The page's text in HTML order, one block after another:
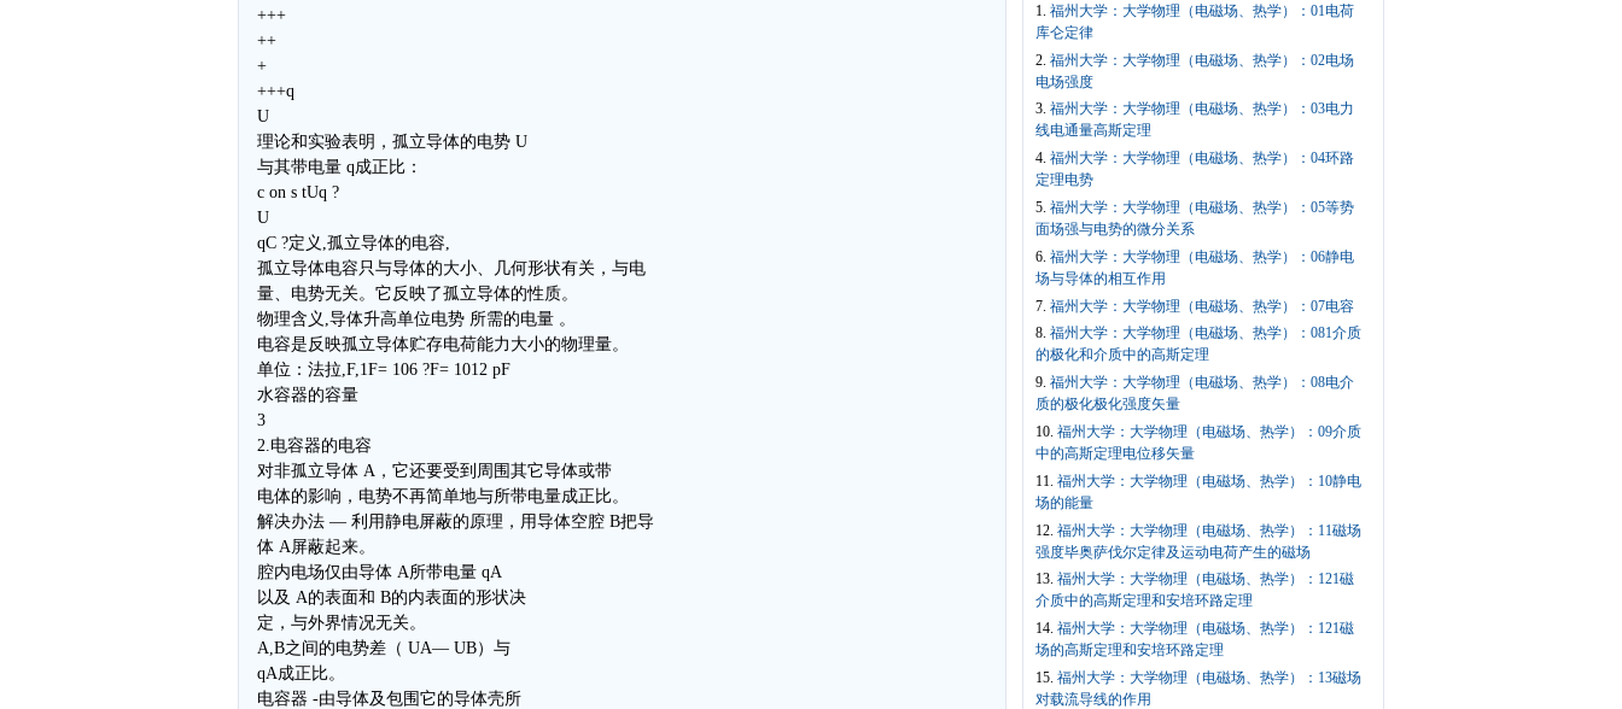
+++
++
+
+++q
U
理论和实验表明，孤立导体的电势 U
与其带电量 q成正比：
c on s tUq ?
U
qC ?定义,孤立导体的电容,
孤立导体电容只与导体的大小、几何形状有关，与电
量、电势无关。它反映了孤立导体的性质。
物理含义,导体升高单位电势 所需的电量 。
电容是反映孤立导体贮存电荷能力大小的物理量。
单位：法拉,F,1F= 106 ?F= 1012 pF
水容器的容量
3
2.电容器的电容
对非孤立导体 A，它还要受到周围其它导体或带
电体的影响，电势不再简单地与所带电量成正比。
解决办法 — 利用静电屏蔽的原理，用导体空腔 B把导
体 A屏蔽起来。
腔内电场仅由导体 A所带电量 qA
以及 A的表面和 B的内表面的形状决
定，与外界情况无关。
A,B之间的电势差（ UA— UB）与
qA成正比。
电容器 -由导体及包围它的导体壳所
1. 福州大学：大学物理（电磁场、热学）：01电荷
库仑定律
2. 福州大学：大学物理（电磁场、热学）：02电场
电场强度
3. 福州大学：大学物理（电磁场、热学）：03电力
线电通量高斯定理
4. 福州大学：大学物理（电磁场、热学）：04环路
定理电势
5. 福州大学：大学物理（电磁场、热学）：05等势
面场强与电势的微分关系
6. 福州大学：大学物理（电磁场、热学）：06静电
场与导体的相互作用
7. 福州大学：大学物理（电磁场、热学）：07电容
8. 福州大学：大学物理（电磁场、热学）：081介质
的极化和介质中的高斯定理
9. 福州大学：大学物理（电磁场、热学）：08电介
质的极化极化强度矢量
10. 福州大学：大学物理（电磁场、热学）：09介质
中的高斯定理电位移矢量
11. 福州大学：大学物理（电磁场、热学）：10静电
场的能量
12. 福州大学：大学物理（电磁场、热学）：11磁场
强度毕奥萨伐尔定律及运动电荷产生的磁场
13. 福州大学：大学物理（电磁场、热学）：121磁
介质中的高斯定理和安培环路定理
14. 福州大学：大学物理（电磁场、热学）：121磁
场的高斯定理和安培环路定理
15. 福州大学：大学物理（电磁场、热学）：13磁场
对载流导线的作用